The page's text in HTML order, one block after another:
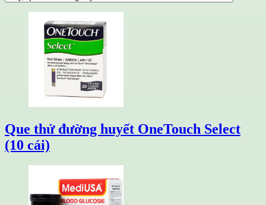
Que thử đường huyết OneTouch Select
(10 cái)